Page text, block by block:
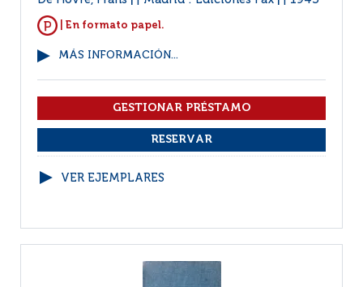
| En formato papel.
MÁS INFORMACIÓN...
VER EJEMPLARES